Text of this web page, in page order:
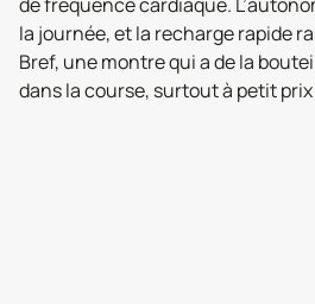
la journée, et la recharge rapide
Bref, une montre qui a de la
dans la course, surtout à petit